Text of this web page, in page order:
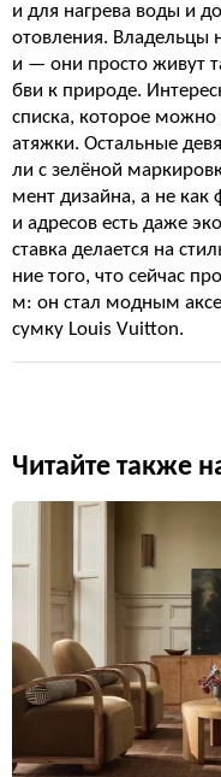
и для нагрева воды и
отовления. Владельцы
и — они просто живут
бви к природе.
списка, которое можно
атяжки. Остальные
ли с зелёной
мент дизайна, а не как
и адресов есть даже
ставка делается на
ние того, что сейчас
м: он стал модным
сумку Louis Vuitton.
Читайте также